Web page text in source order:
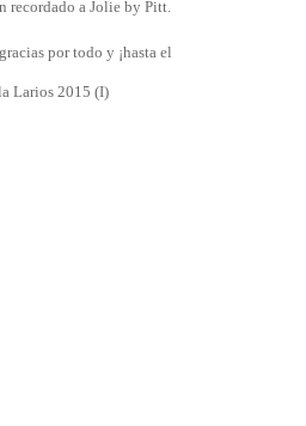
recordado a Jolie by Pitt.
por todo y ¡hasta el
Larios 2015 (I)